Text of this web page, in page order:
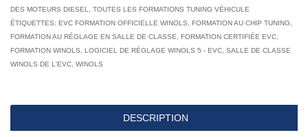
personne,
certifié
l'EVC
DES MOTEURS DIESEL
TOUTES LES FORMATIONS TUNING VÉHICULE
ÉTIQUETTES: EVC FORMATION OFFICIELLE WINOLS FORMATION AU CHIP TUNING
FORMATION AU RÉGLAGE EN SALLE DE CLASSE
FORMATION CERTIFIÉE EVC
FORMATION WINOLS
LOGICIEL DE RÉGLAGE WINOLS 5 - EVC SALLE DE CLASSE
WINOLS DE L'EVC WINOLS
DESCRIPTION